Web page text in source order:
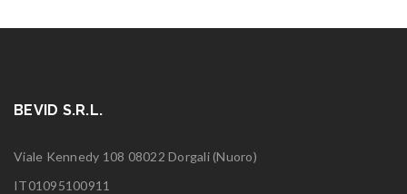
BEVID S.R.L.
Viale Kennedy 108 08022 Dorgali (Nuoro)
IT01095100911